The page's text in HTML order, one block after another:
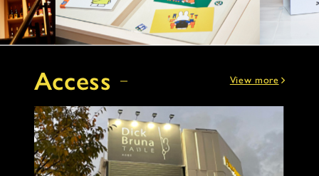
Access View more